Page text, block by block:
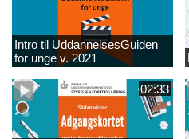
Intro til UddannelsesGuiden
for unge v. 2021
02:33